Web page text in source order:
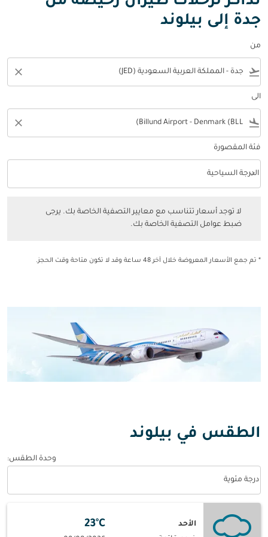
جدة إلى بيلوند
من
flight_takeoff
close
الى
flight_land
close
فئة المقصورة
فئة المقصورة option الدرجة السياحية Selected
الدرجة السياحية
keyboard_arrow_down
لا توجد أسعار تتناسب مع معايير التصفية الخاصة بك. يرجى
ضبط عوامل التصفية الخاصة بك.
* تم جمع الأسعار المعروضة خلال آخر 48 ساعة وقد لا تكون متاحة وقت الحجز.
الطقس في بيلوند
وحدة الطقس:
درجة مئوية
الأحد
23°C